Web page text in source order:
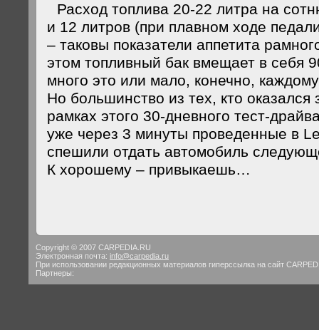
Расход топлива 20-22 литра на
и 12 литров (при плавном ходе
– таковы показатели аппетита
этом топливный бак вмещает в себя
много это или мало, конечно,
Но большинство из тех, кто оказался
рамках этого 30-дневного тест-
уже через 3 минуты проведенные в
спешили отдать автомобиль
К хорошему – привыкаешь…
Copyright © 2007 CARPEDIA.RU
Электронная почта: info@carpedia.ru
При использовании редакционных материалов гиперссылка на сайт
Партнеры: